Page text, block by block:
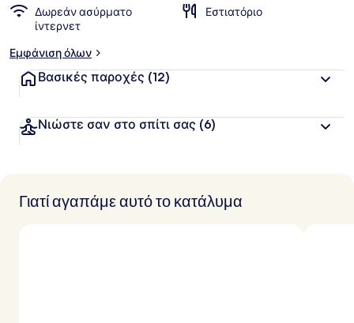
Δωρεάν ασύρματο
ίντερνετ
Εστιατόριο
Εμφάνιση όλων
Βασικές παροχές (12)
Νιώστε σαν στο σπίτι σας (6)
Γιατί αγαπάμε αυτό το κατάλυμα